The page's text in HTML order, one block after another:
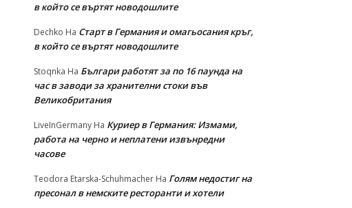
в който се въртят новодошлите
Dechko На Старт в Германия и омагьосания кръг,
в който се въртят новодошлите
Stoqnka На Българи работят за по 16 паунда на
час в заводи за хранителни стоки във
Великобритания
LiveInGermany На Куриер в Германия: Измами,
работа на черно и неплатени извънредни
часове
Teodora Etarska-Schuhmacher На Голям недостиг на
пресонал в немските ресторанти и хотели